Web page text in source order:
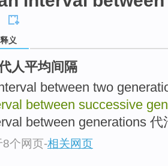
义
人平均间隔
between two
between successive
between generations 代
8个网页-相关网页